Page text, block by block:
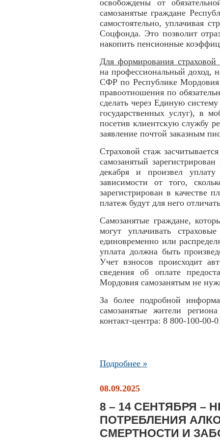
освобождены от
самозанятые граждане
самостоятельно, уплачивая
Соцфонда. Это позволит
накопить пенсионные
Для формирования
на профессиональный доход,
СФР по Республике Мордовия
правоотношения по
сделать через Единую
государственных услуг), в
посетив клиентскую службу
заявление почтой заказным
Страховой стаж
самозанятый
декабря и произвел
зависимости от того,
зарегистрирован в качестве
платеж будут для него
Самозанятые граждане,
могут уплачивать
единовременно или
уплата должна быть
Учет взносов происходит
сведения об оплате
Мордовия самозанятым не
За более подробной
самозанятые жители
контакт-центра: 8 800-100-00-
Подробнее »
08.09.2025
8 – 14 СЕНТЯБРЯ –
ПОТРЕБЛЕНИЯ
СМЕРТНОСТИ И